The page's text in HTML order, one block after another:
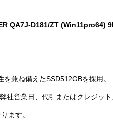
QA7J-D181/ZT (Win11pro64)
兼ね備えたSSD512GBを採用。
社営業日、代引またはクレジット
ます。